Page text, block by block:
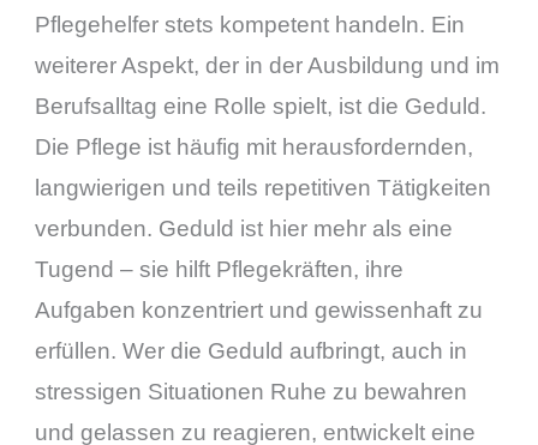
Pflegehelfer stets kompetent handeln. Ein
weiterer Aspekt, der in der Ausbildung und im
Berufsalltag eine Rolle spielt, ist die Geduld.
Die Pflege ist häufig mit herausfordernden,
langwierigen und teils repetitiven Tätigkeiten
verbunden. Geduld ist hier mehr als eine
Tugend – sie hilft Pflegekräften, ihre
Aufgaben konzentriert und gewissenhaft zu
erfüllen. Wer die Geduld aufbringt, auch in
stressigen Situationen Ruhe zu bewahren
und gelassen zu reagieren, entwickelt eine